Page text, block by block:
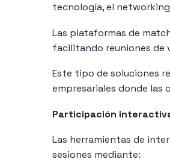
tecnología, el
Las plataformas de
facilitando reuniones de
Este tipo de soluciones
empresariales donde
Participación
Las herramientas de
sesiones mediante: